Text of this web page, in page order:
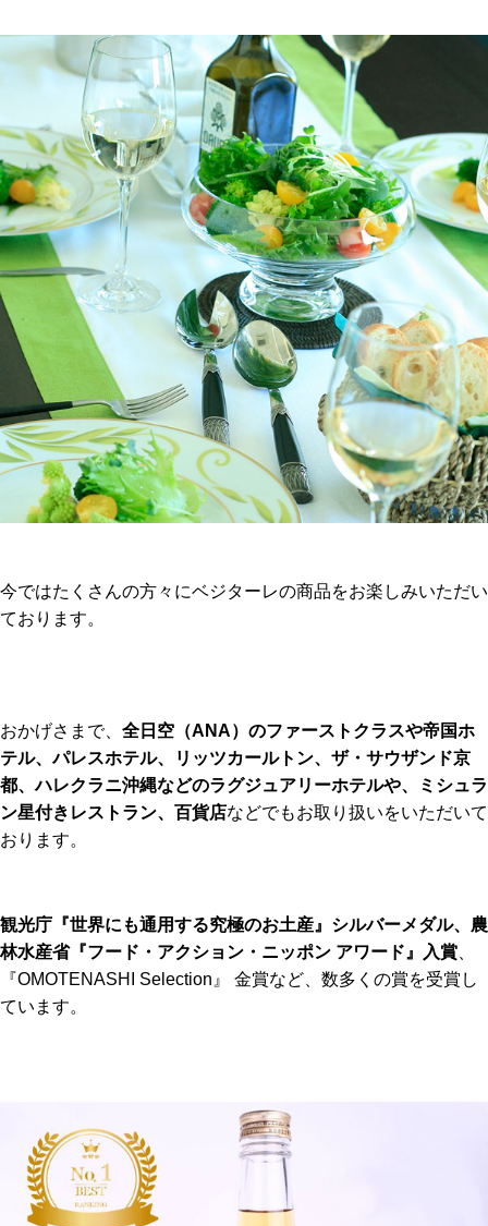
今ではたくさんの方々にベジターレの商品をお楽しみいただい
ております。
おかげさまで、 全日空（ANA）のファーストクラスや帝国ホ
テル、パレスホテル、リッツカールトン、ザ・サウザンド京
都、ハレクラニ沖縄などのラグジュアリーホテルや、ミシュラ
ン星付きレストラン、百貨店などでもお取り扱いをいただいて
おります。
観光庁『世界にも通用する究極のお土産』シルバーメダル、農
林水産省『フード・アクション・ニッポン アワード』入賞
『OMOTENASHI Selection』 金賞など、数多くの賞を受賞し
ています。